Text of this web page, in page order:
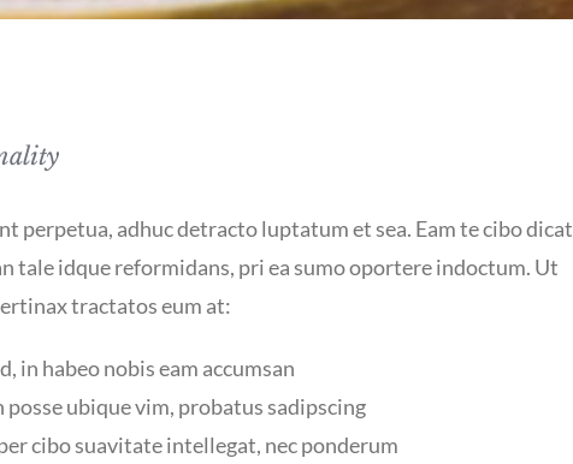
perpetua, adhuc detracto luptatum et sea. Eam te cibo dicat
tale idque reformidans, pri ea sumo oportere indoctum. Ut
tractatos eum at:
in habeo nobis eam accumsan
ubique vim, probatus sadipscing
cibo suavitate intellegat, nec ponderum